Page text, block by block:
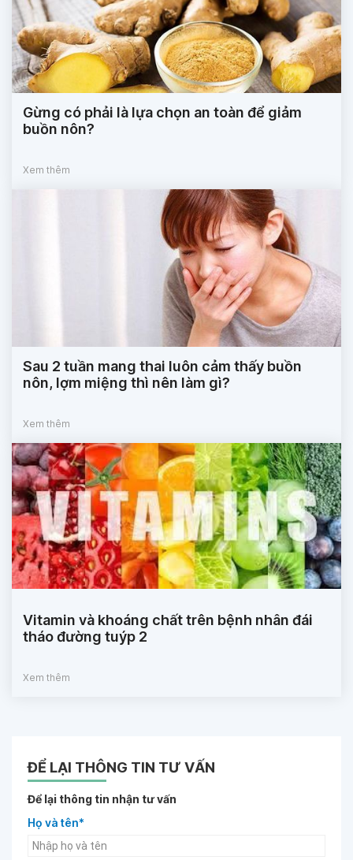
Gừng có phải là lựa chọn an toàn để giảm
buồn nôn?
Xem thêm
Sau 2 tuần mang thai luôn cảm thấy buồn
nôn, lợm miệng thì nên làm gì?
Xem thêm
Vitamin và khoáng chất trên bệnh nhân đái
tháo đường tuýp 2
Xem thêm
ĐỂ LẠI THÔNG TIN TƯ VẤN
Để lại thông tin nhận tư vấn
Họ và tên*